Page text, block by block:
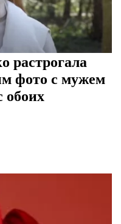
растрогала
фото с мужем